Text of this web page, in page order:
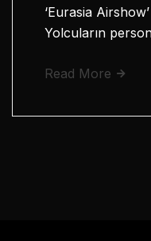
‘Eurasia
Yolcuların
Read More